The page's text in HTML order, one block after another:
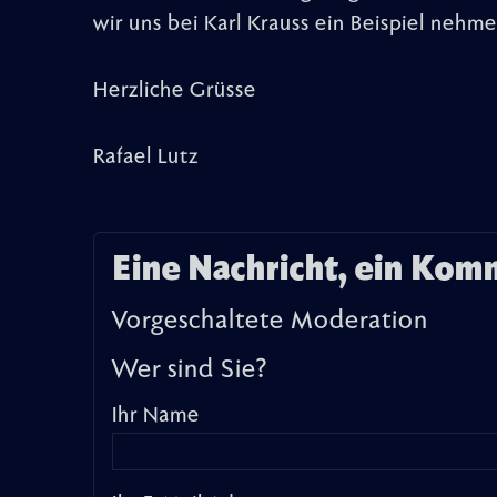
wir uns bei Karl Krauss ein Beispiel
Herzliche Grüsse
Rafael Lutz
Eine Nachricht, ein
Vorgeschaltete Moderation
Wer sind Sie?
Ihr Name